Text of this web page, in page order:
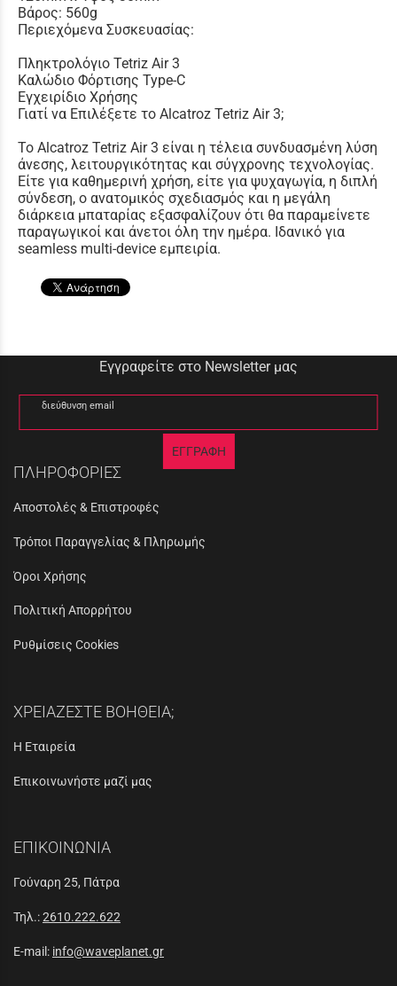
Βάρος: 560g
Περιεχόμενα Συσκευασίας:
Πληκτρολόγιο Tetriz Air 3
Καλώδιο Φόρτισης Type-C
Εγχειρίδιο Χρήσης
Γιατί να Επιλέξετε το Alcatroz Tetriz Air 3;
Το Alcatroz Tetriz Air 3 είναι η τέλεια συνδυασμένη λύση
άνεσης, λειτουργικότητας και σύγχρονης τεχνολογίας.
Είτε για καθημερινή χρήση, είτε για ψυχαγωγία, η διπλή
σύνδεση, ο ανατομικός σχεδιασμός και η μεγάλη
διάρκεια μπαταρίας εξασφαλίζουν ότι θα παραμείνετε
παραγωγικοί και άνετοι όλη την ημέρα. Ιδανικό για
seamless multi-device εμπειρία.
Εγγραφείτε στο Newsletter μας
διεύθυνση email
ΕΓΓΡΑΦΗ
ΠΛΗΡΟΦΟΡΙΕΣ
Αποστολές & Επιστροφές
Τρόποι Παραγγελίας & Πληρωμής
Όροι Χρήσης
Πολιτική Απορρήτου
Ρυθμίσεις Cookies
ΧΡΕΙΑΖΕΣΤΕ ΒΟΗΘΕΙΑ;
Η Εταιρεία
Επικοινωνήστε μαζί μας
ΕΠΙΚΟΙΝΩΝΙΑ
Γούναρη 25, Πάτρα
Τηλ.:2610.222.622
E-mail: info@waveplanet.gr